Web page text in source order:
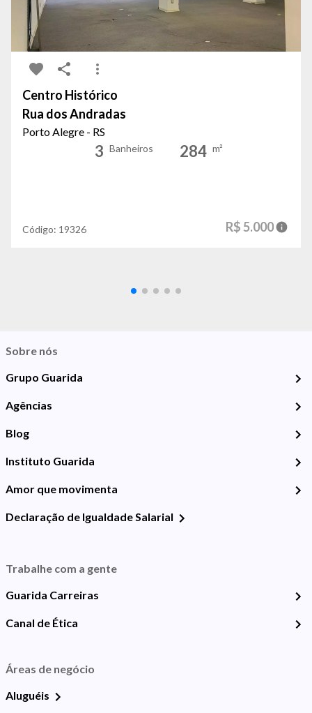
Centro Histórico
Rua dos Andradas
Porto Alegre - RS
3 Banheiros 284 m²
Código: 19326 R$ 5.000
Sobre nós
Grupo Guarida
Agências
Blog
Instituto Guarida
Amor que movimenta
Declaração de Igualdade Salarial
Trabalhe com a gente
Guarida Carreiras
Canal de Ética
Áreas de negócio
Aluguéis